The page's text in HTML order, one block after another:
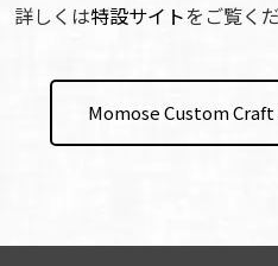
詳しくは特設サイトをご覧く
Momose Custom